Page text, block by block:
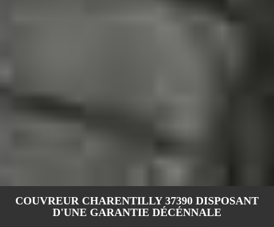
COUVREUR CHARENTILLY 37390 DISPOSANT
D'UNE GARANTIE DÉCÉNNALE